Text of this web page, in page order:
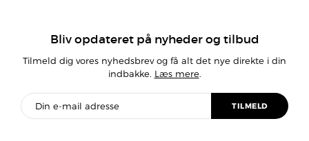
Bliv opdateret på nyheder og tilbud
Tilmeld dig vores nyhedsbrev og få alt det nye direkte i din
indbakke. Læs mere.